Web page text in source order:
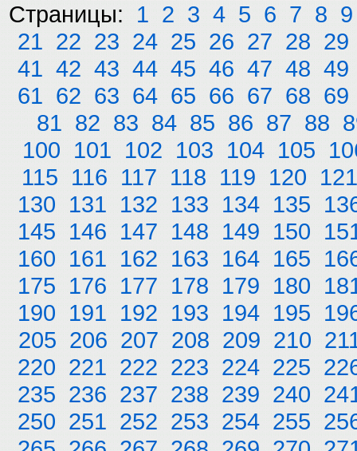
Страницы: 1 2 3 4 5 6 7 8 9
21 22 23 24 25 26 27 28 29
41 42 43 44 45 46 47 48 49
61 62 63 64 65 66 67 68 69
81 82 83 84 85 86 87 88
100 101 102 103 104 105
115 116 117 118 119 120 121
130 131 132 133 134 135
145 146 147 148 149 150
160 161 162 163 164 165
175 176 177 178 179 180
190 191 192 193 194 195
205 206 207 208 209 210
220 221 222 223 224 225
235 236 237 238 239 240
250 251 252 253 254 255